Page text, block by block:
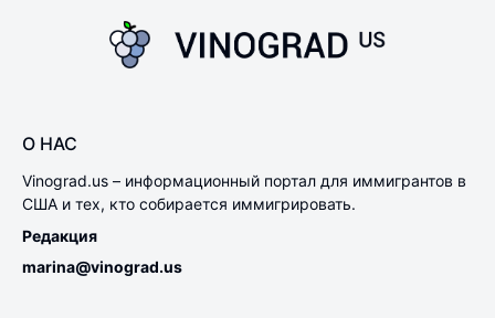
О НАС
Vinograd.us – информационный портал для иммигрантов в
США и тех, кто собирается иммигрировать.
Редакция
marina@vinograd.us